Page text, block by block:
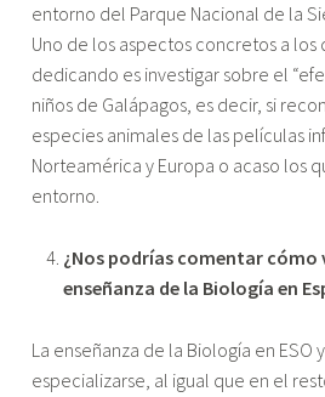
entorno del Parque Nacional de la
Uno de los aspectos concretos a los
dedicando es investigar sobre el
niños de Galápagos, es decir, si
especies animales de las películas
Norteamérica y Europa o acaso los
entorno.
¿Nos podrías comentar cómo
enseñanza de la Biología en
La enseñanza de la Biología en
especializarse, al igual que en el